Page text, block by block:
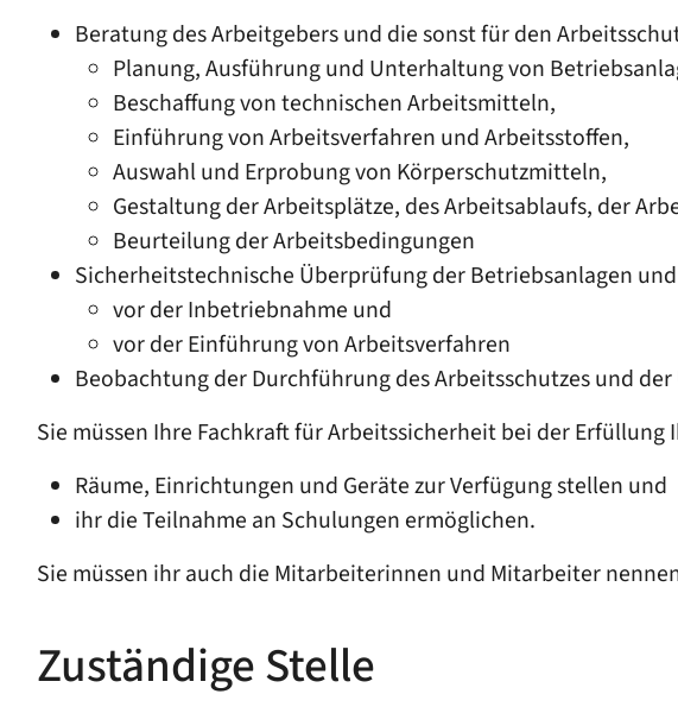
Beratung des Arbeitgebers und die sonst für den
Planung, Ausführung und Unterhaltung von
Beschaffung von technischen Arbeitsmitteln,
Einführung von Arbeitsverfahren und Arbeitsstoffen,
Auswahl und Erprobung von Körperschutzmitteln,
Gestaltung der Arbeitsplätze, des Arbeitsablaufs, der
Beurteilung der Arbeitsbedingungen
Sicherheitstechnische Überprüfung der Betriebsanlagen
vor der Inbetriebnahme und
vor der Einführung von Arbeitsverfahren
Beobachtung der Durchführung des Arbeitsschutzes und
Sie müssen Ihre Fachkraft für Arbeitssicherheit bei der Erfüllung
Räume, Einrichtungen und Geräte zur Verfügung stellen und
ihr die Teilnahme an Schulungen ermöglichen.
Sie müssen ihr auch die Mitarbeiterinnen und Mitarbeiter
Zuständige Stelle